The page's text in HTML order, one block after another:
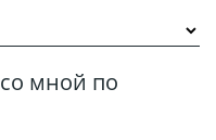
мной по